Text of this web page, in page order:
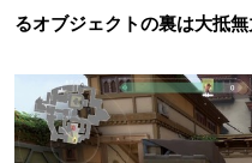
るオブジェクトの裏は大抵